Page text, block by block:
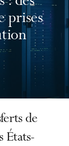
prises
de
États-